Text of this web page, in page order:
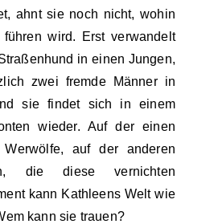
ahnt sie noch nicht, wohin
wird. Erst verwandelt
in einen Jungen,
zwei fremde Männer in
sie findet sich in einem
wieder. Auf der einen
Werwölfe, auf der anderen
die diese vernichten
kann Kathleens Welt wie
kann sie trauen?